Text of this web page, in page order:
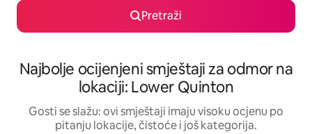
Pretraži
Najbolje ocijenjeni smještaji za odmor na
lokaciji: Lower Quinton
Gosti se slažu: ovi smještaji imaju visoku ocjenu po
pitanju lokacije, čistoće i još kategorija.